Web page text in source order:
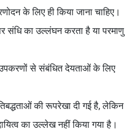
के लिए ही किया जाना चाहिए।
संधि का उल्लंघन करता है या परमाणु
उपकरणों से संबंधित देयताओं के लिए
की रूपरेखा दी गई है, लेकिन
का उल्लेख नहीं किया गया है।